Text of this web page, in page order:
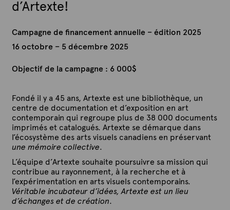
d’Artexte!
Campagne de financement annuelle – édition 2025
16 octobre – 5 décembre 2025
Objectif de la campagne : 6 000$
Fondé il y a 45 ans, Artexte est une bibliothèque, un
centre de documentation et d’exposition en art
contemporain qui regroupe plus de 38 000 documents
imprimés et catalogués. Artexte se démarque dans
l’écosystème des arts visuels canadiensen préservant
une mémoire collective.
L’équipe d’Artexte souhaite poursuivre sa mission qui
contribue au rayonnement, à la recherche et à
l’expérimentation en arts visuels contemporains.
Véritable incubateur d’idées,Artexte est un lieu
d’échangeset de création.